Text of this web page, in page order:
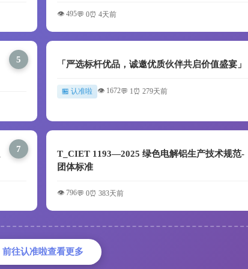
👁️ 495💬 0⏰ 4天前
5 「严选标杆优品，诚邀优质伙伴共启价值盛宴」
🏪 认准啦 👁️ 1672💬 1⏰ 279天前
7
T_CIET 1193—2025 绿色电解铝生产技术规范-
团体标准
👁️ 796💬 0⏰ 383天前
前往认准啦查看更多